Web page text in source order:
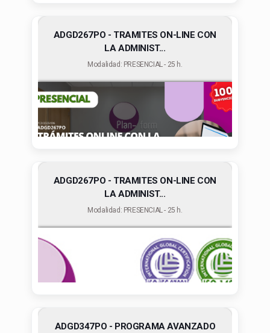
ADGD267PO - TRAMITES ON-LINE CON
LA ADMINIST...
Modalidad: PRESENCIAL - 25 h.
ADGD267PO - TRAMITES ON-LINE CON
LA ADMINIST...
Modalidad: PRESENCIAL - 25 h.
ADGD347PO - PROGRAMA AVANZADO